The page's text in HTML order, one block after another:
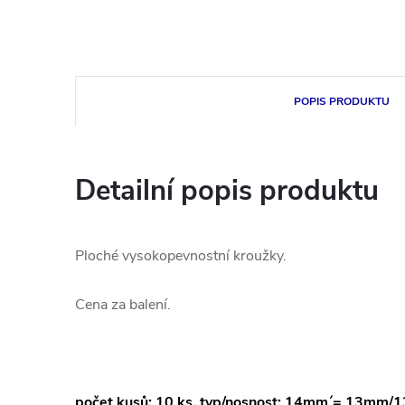
POPIS PRODUKTU
Detailní popis produktu
Ploché vysokopevnostní kroužky.
Cena za balení.